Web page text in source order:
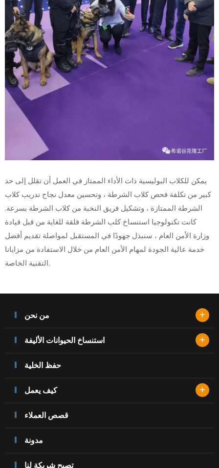
يمكن للكلاب البوليسية ذات الأداء الممتاز في العمل أن تقلل إلى حد
كبير من تكلفة فحص كلاب الشرطة ، وتحسين معدل نجاح تدريب كلاب
الشرطة الممتازة ، وتشكيل فريق النخبة من كلاب الشرطة بسرعة.
كانت تكنولوجيا استنساخ كلب الشرطة قلقة للغاية من قبل قيادة
وزارة الأمن العام ، سنبذل جهودًا في المستقبل لمواصلة تقديم أفضل
خدمة عالية الجودة لمهام الأمن العام من خلال الاستفادة من مزايانا
التقنية الخاصة.
من نحن +
استنساخ الحيوانات الأليفة +
حفظ الخلية
كيف يعمل +
قصص العملاء
مدونة
تصبح شريكة لنا